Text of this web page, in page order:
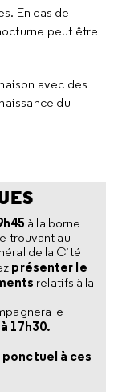
En cas de
peut être
avec des
du
à la borne
trouvant au
de la Cité
présenter le
relatifs à la
le
17h30.
ponctuel à ces